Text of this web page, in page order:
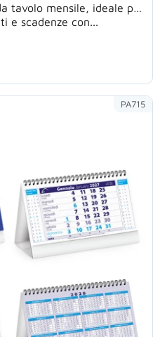
tavolo mensile, ideale per
e scadenze con...
PA715